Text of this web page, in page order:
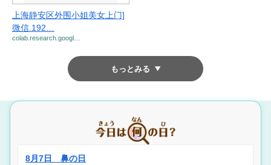
上海静安区外围小姐美女上门]
微信.192…
colab.research.googl…
もっとみる
8月7日 鼻の日